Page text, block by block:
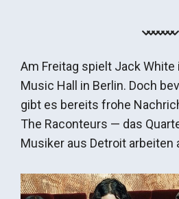
Am Freitag spielt Jack White
Music Hall in Berlin. Doch
gibt es bereits frohe
The Raconteurs — das
Musiker aus Detroit arbeiten